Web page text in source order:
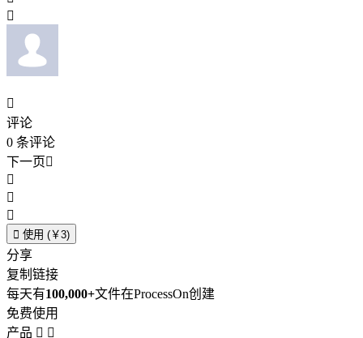


评论
0 条评论
下一页



 使用 (￥3)
分享
复制链接
每天有100,000+文件在ProcessOn创建
免费使用
产品  